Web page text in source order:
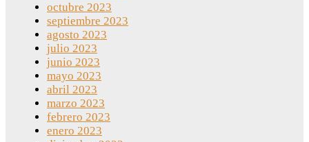
octubre 2023
septiembre 2023
agosto 2023
julio 2023
junio 2023
mayo 2023
abril 2023
marzo 2023
febrero 2023
enero 2023